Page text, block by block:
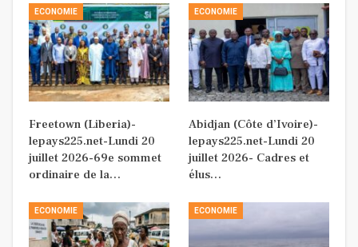
ECONOMIE
Freetown (Liberia)-
lepays225.net-Lundi 20
juillet 2026-69e sommet
ordinaire de la…
ECONOMIE
Abidjan (Côte d’Ivoire)-
lepays225.net-Lundi 20
juillet 2026- Cadres et
élus…
ECONOMIE ECONOMIE